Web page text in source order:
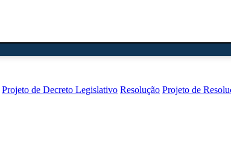
Projeto de Decreto Legislativo Resolução Projeto de